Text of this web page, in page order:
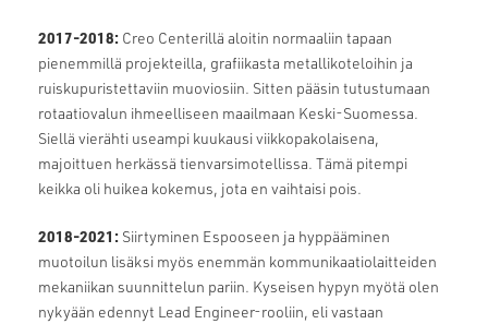
2017-2018: Creo Centerillä aloitin normaaliin tapaan
pienemmillä projekteilla, grafiikasta metallikoteloihin ja
ruiskupuristettaviin muoviosiin. Sitten pääsin tutustumaan
rotaatiovalun ihmeelliseen maailmaan Keski-Suomessa.
Siellä vierähti useampi kuukausi viikkopakolaisena,
majoittuen herkässä tienvarsimotellissa. Tämä pitempi
keikka oli huikea kokemus, jota en vaihtaisi pois.
2018-2021: Siirtyminen Espooseen ja hyppääminen
muotoilun lisäksi myös enemmän kommunikaatiolaitteiden
mekaniikan suunnittelun pariin. Kyseisen hypyn myötä olen
nykyään edennyt Lead Engineer-rooliin, eli vastaan